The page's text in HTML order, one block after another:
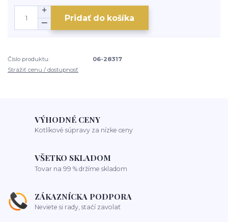
Pridať do košíka
Číslo produktu:
06-28317
Strážiť cenu / dostupnosť
VÝHODNÉ CENY
Kotlíkové súpravy za nízke ceny
VŠETKO SKLADOM
Tovar na 99 % držíme skladom
ZÁKAZNÍCKA PODPORA
Neviete si rady, stačí zavolať